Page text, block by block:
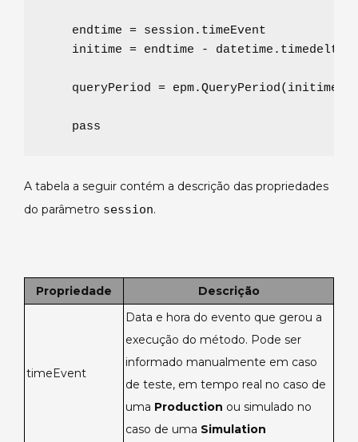
    endtime
= session.timeEvent
    initime
= endtime -
    queryPeriod
=
pass
A tabela a seguir contém a descrição das propriedades
do parâmetro session.
Propriedade Descrição
timeEvent
Data e hora do evento que gerou a
execução do método. Pode ser
informado manualmente em caso
de teste, em tempo real no caso de
uma Production ou simulado no
caso de uma Simulation